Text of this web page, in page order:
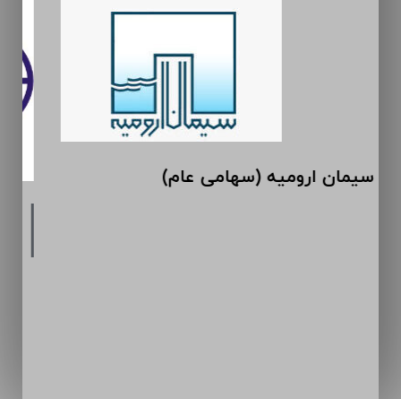
سیمان ارومیه (سهامی عام)